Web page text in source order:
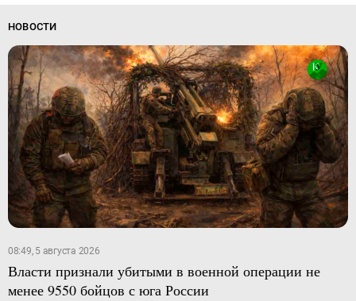
НОВОСТИ
08:49, 5 августа 2026
Власти признали убитыми в военной операции не
менее 9550 бойцов с юга России